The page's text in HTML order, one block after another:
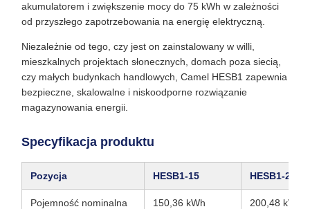
akumulatorem i zwiększenie mocy do 75 kWh w zależności
od przyszłego zapotrzebowania na energię elektryczną.
Niezależnie od tego, czy jest on zainstalowany w willi,
mieszkalnych projektach słonecznych, domach poza siecią,
czy małych budynkach handlowych, Camel HESB1 zapewnia
bezpieczne, skalowalne i niskoodporne rozwiązanie
magazynowania energii.
Specyfikacja produktu
Pozycja HESB1‐15 HESB1‐20
Pojemność nominalna 150,36 kWh 200,48 kWh